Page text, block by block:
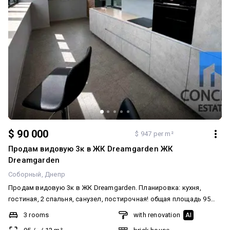
$ 90 000 $ 947 per m²
Продам видовую 3к в ЖК Dreamgarden ЖК
Dreamgarden
Соборный Днепр
Продам видовую 3к в ЖК Dreamgarden. Планировка: кухня,
гостиная, 2 спальня, санузел, постирочная! общая площадь 95
кв.м. 8/9 эт. индивидуальное отопление теплые полы закрытая
территория подземный паркинг центр Днепра супер цена
3 rooms
with renovation AI